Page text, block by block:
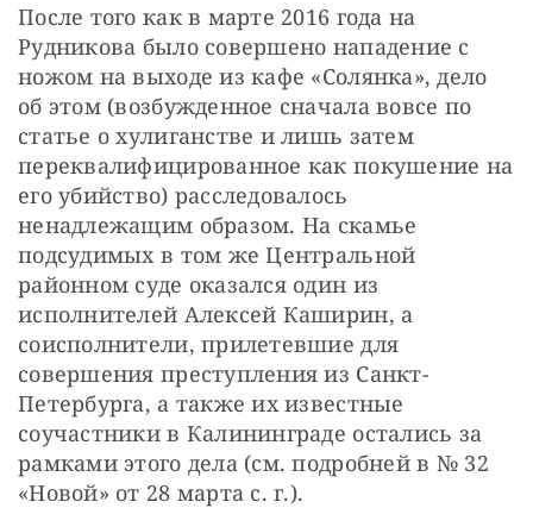
После того как в марте 2016 года на
Рудникова было совершено нападение с
ножом на выходе из кафе «Солянка», дело
об этом (возбужденное сначала вовсе по
статье о хулиганстве и лишь затем
переквалифицированное как покушение на
его убийство) расследовалось
ненадлежащим образом. На скамье
подсудимых в том же Центральной
районном суде оказался один из
исполнителей Алексей Каширин, а
соисполнители, прилетевшие для
совершения преступления из Санкт-
Петербурга, а также их известные
соучастники в Калининграде остались за
рамками этого дела (см. подробней в № 32
«Новой» от 28 марта с. г.).